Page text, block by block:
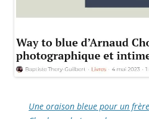
Une oraison bleue pour un